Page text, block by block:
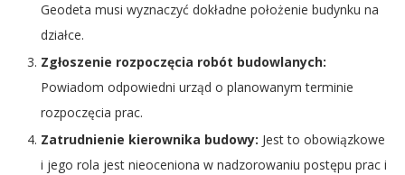
Geodeta musi wyznaczyć dokładne położenie budynku na
działce.
Zgłoszenie rozpoczęcia robót budowlanych:
Powiadom odpowiedni urząd o planowanym terminie
rozpoczęcia prac.
Zatrudnienie kierownika budowy: Jest to obowiązkowe
i jego rola jest nieoceniona w nadzorowaniu postępu prac i